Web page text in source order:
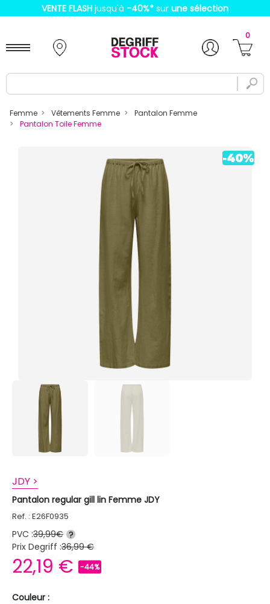
VENTE FLASH jusqu'à -40%* sur une sélection
0
Femme Vêtements Femme
Pantalon Femme
Pantalon Toile Femme
JDY >
Pantalon regular gill lin Femme JDY
Ref. : E26F0935
PVC :39,99€ ?
Prix Degriff :36,99 €
22,19 € -44%
Couleur :